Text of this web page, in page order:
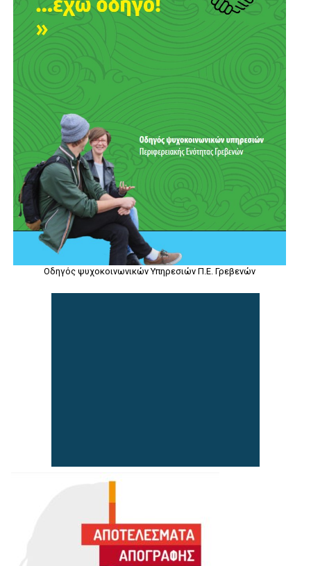
Οδηγός ψυχοκοινωνικών Υπηρεσιών Π.Ε. Γρεβενών